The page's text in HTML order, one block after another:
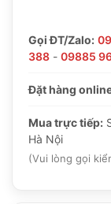
Gọi ĐT/Zalo:
388 - 09885
Đặt hàng
Mua trực tiếp:
Hà Nội
(Vui lòng gọi